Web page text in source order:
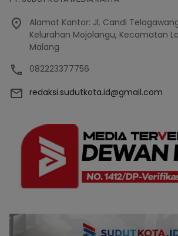
Alamat Kantor: Jl. Candi
Kelurahan Mojolangu, Kecamatan
Malang
082223377756
redaksi.sudutkota.id@gmail.com